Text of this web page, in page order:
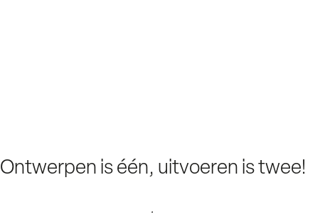
Ontwerpen is één, uitvoeren is twee!
.